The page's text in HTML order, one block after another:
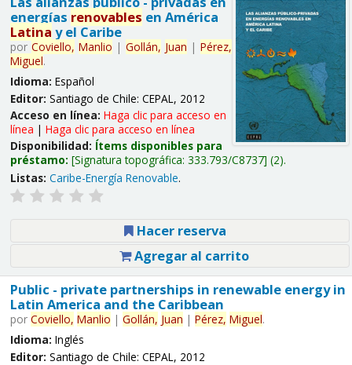
energías renovables en América
Latina y el Caribe
por Coviello, Manlio | Gollán, Juan | Pérez,
Miguel.
Idioma: Español
Editor: Santiago de Chile: CEPAL, 2012
Acceso en línea: Haga clic para acceso en
línea | Haga clic para acceso en línea
Disponibilidad: Ítems disponibles para
préstamo: Signatura topográfica: 333.793/C8737 (2).
Listas: Caribe-Energía Renovable.
Hacer reserva
Agregar al carrito
Public - private partnerships in renewable energy in
Latin America and the Caribbean
por Coviello, Manlio | Gollán, Juan | Pérez, Miguel.
Idioma: Inglés
Editor: Santiago de Chile: CEPAL, 2012